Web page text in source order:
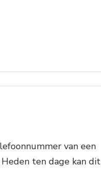
van een
ten dage kan dit